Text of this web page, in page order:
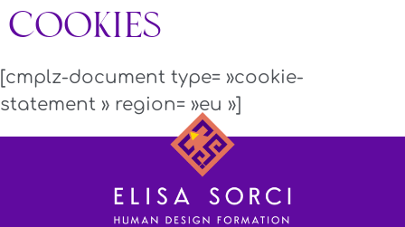
cookies
[cmplz-document type= »cookie-
statement » region= »eu »]